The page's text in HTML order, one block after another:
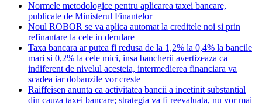
Normele metodologice pentru aplicarea taxei bancare,
publicate de Ministerul Finantelor
Noul ROBOR se va aplica automat la creditele noi si prin
refinantare la cele in derulare
Taxa bancara ar putea fi redusa de la 1,2% la 0,4% la bancile
mari si 0,2% la cele mici, insa bancherii avertizeaza ca
indiferent de nivelul acesteia, intermedierea financiara va
scadea iar dobanzile vor creste
Raiffeisen anunta ca activitatea bancii a incetinit substantial
din cauza taxei bancare; strategia va fi reevaluata, nu vor mai